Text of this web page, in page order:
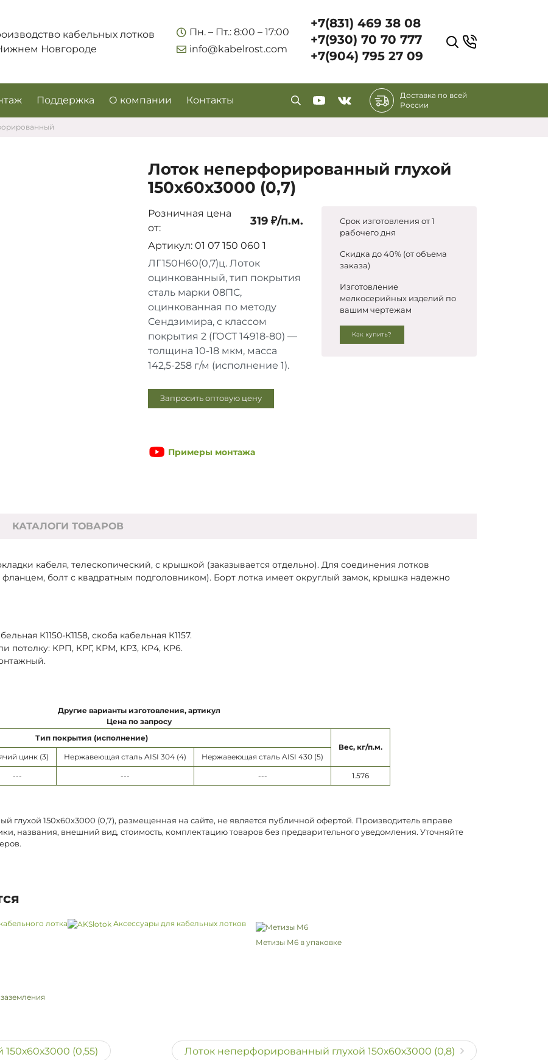
кабельных лотков
Новгороде
Пн. – Пт.: 8:00 – 17:00
info@kabelrost.com
+7(831) 469 38 08
+7(930) 70 70 777
+7(904) 795 27 09
Поддержка О компании Контакты
Доставка по всей
России
Лоток неперфорированный глухой
150х60х3000 (0,7)
Розничная цена
от:
319 ₽/п.м.
Артикул: 01 07 150 060 1
ЛГ150Н60(0,7)ц. Лоток
оцинкованный, тип покрытия
сталь марки 08ПС,
оцинкованная по методу
Сендзимира, с классом
покрытия 2 (ГОСТ 14918-80) —
толщина 10-18 мкм, масса
142,5-258 г/м (исполнение 1).
Запросить оптовую цену
Примеры монтажа
Срок изготовления от 1
рабочего дня
Скидка до 40% (от объема
заказа)
Изготовление
мелкосерийных изделий по
вашим чертежам
Как купить?
КАТАЛОГИ ТОВАРОВ
кабеля, телескопический, с крышкой (заказывается отдельно). Для соединения лотков
болт с квадратным подголовником). Борт лотка имеет округлый замок, крышка надежно
К1150-К1158, скоба кабельная К1157.
потолку: КРП, КРГ, КРМ, КР3, КР4, КР6.
Другие варианты изготовления, артикул
Цена по запросу
Тип покрытия (исполнение)
Вес, кг/п.м.
цинк (3) Нержавеющая сталь AISI 304 (4) Нержавеющая сталь AISI 430 (5)
--- --- --- 1.576
150х60х3000 (0,7), размещенная на сайте, не является публичной офертой. Производитель вправе
названия, внешний вид, стоимость, комплектацию товаров без предварительного уведомления. Уточняйте
лотка Аксессуары для кабельных лотков
Метизы М6 в упаковке
(0,55) Лоток неперфорированный глухой 150х60х3000 (0,8)
Укажите контакты для связи и требования к заказу –
предложим лучшие варианты по цене, согласуем
сроки и подберём доставку.
Запросить цены